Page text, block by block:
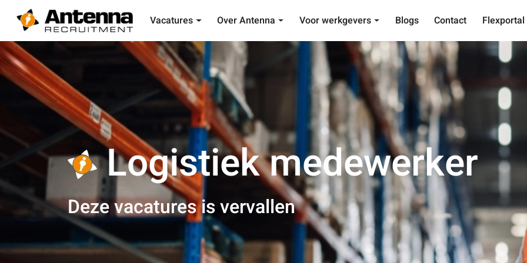
Vacatures Over Antenna Voor werkgevers Blogs Contact Flexportal
Logistiek medewerker
Deze vacatures is vervallen